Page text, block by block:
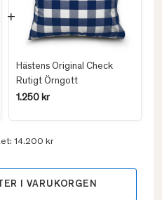
Hästens Original Check
Rutigt Örngott
1.250 kr
14.200 kr
I VARUKORGEN